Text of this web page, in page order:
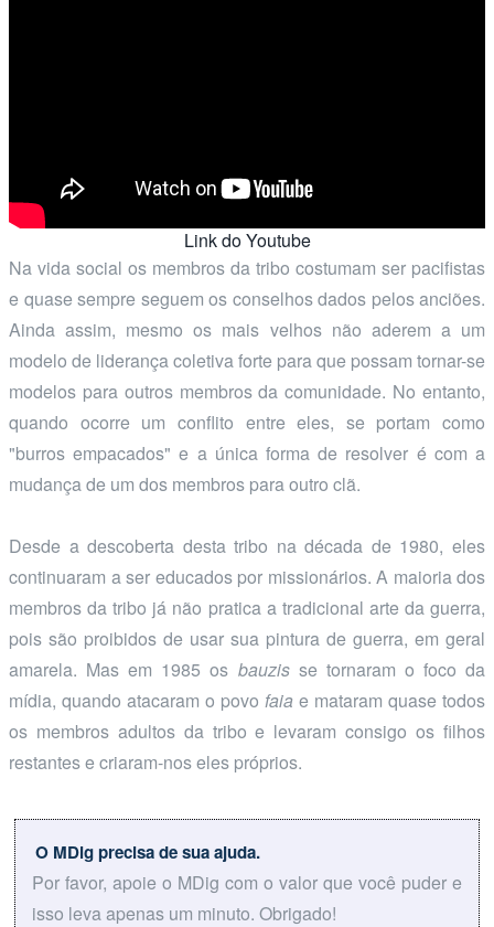
Link do Youtube
Na vida social os membros da tribo costumam ser pacifistas
e quase sempre seguem os conselhos dados pelos anciões.
Ainda assim, mesmo os mais velhos não aderem a um
modelo de liderança coletiva forte para que possam tornar-se
modelos para outros membros da comunidade. No entanto,
quando ocorre um conflito entre eles, se portam como
"burros empacados" e a única forma de resolver é com a
mudança de um dos membros para outro clã.
Desde a descoberta desta tribo na década de 1980, eles
continuaram a ser educados por missionários. A maioria dos
membros da tribo já não pratica a tradicional arte da guerra,
pois são proibidos de usar sua pintura de guerra, em geral
amarela. Mas em 1985 os bauzisse tornaram o foco da
mídia, quando atacaram o povo faia e mataram quase todos
os membros adultos da tribo e levaram consigo os filhos
restantes e criaram-nos eles próprios.
O MDig precisa de sua ajuda.
Por favor, apoie o MDig com o valor que você puder e
isso leva apenas um minuto. Obrigado!